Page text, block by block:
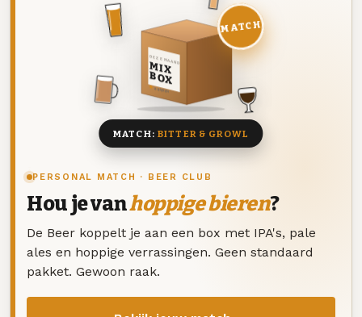
PERSONAL MATCH · BEER CLUB
Hou je vanhoppige bieren?
De Beer koppelt je aan een box met IPA's, pale
ales en hoppige verrassingen. Geen standaard
pakket. Gewoon raak.
DEZE MAAND
MIX
BOX
8 BIEREN
MATCH
MATCH: BITTER & GROWL